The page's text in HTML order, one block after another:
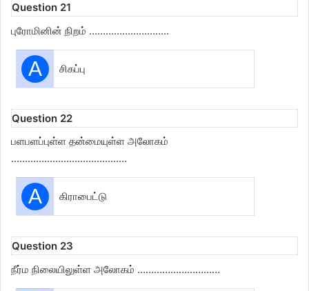
Question 21
புரோமினின் நிறம் ………………………..
A சிகப்பு
Question 22
பளபளப்புள்ள தன்மையுள்ள அலோகம்
……………………………………
A கிராபைட்டு
Question 23
நீர்ம நிலையிலுள்ள அலோகம் …………………………